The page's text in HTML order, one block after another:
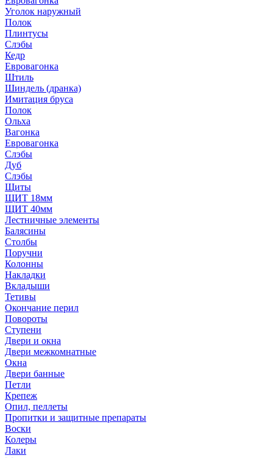
Уголок наружный
Полок
Плинтусы
Слэбы
Кедр
Евровагонка
Штиль
Шиндель (дранка)
Имитация бруса
Полок
Ольха
Вагонка
Евровагонка
Слэбы
Дуб
Слэбы
Щиты
ЩИТ 18мм
ЩИТ 40мм
Лестничные элементы
Балясины
Столбы
Поручни
Колонны
Накладки
Вкладыши
Тетивы
Окончание перил
Повороты
Ступени
Двери и окна
Двери межкомнатные
Окна
Двери банные
Петли
Крепеж
Опил, пеллеты
Пропитки и защитные препараты
Воски
Колеры
Лаки